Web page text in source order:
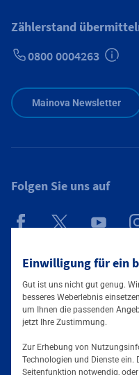
Einwilligung für ein
Gut ist uns nicht gut genug.
besseres Weberlebnis
um Ihnen die passenden
jetzt Ihre Zustimmung.
Zur Erhebung von
Technologien und Dienste ein.
Seitenfunktion notwendig,
Zählerstand
0800 0004263
Mainova Newsletter
Folgen Sie uns auf
Mainova App